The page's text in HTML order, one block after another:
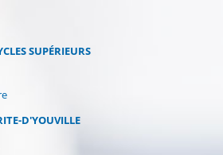
SUPÉRIEURS
D'YOUVILLE